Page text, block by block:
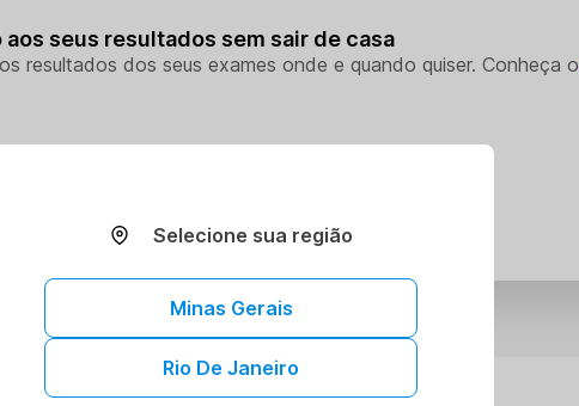
aos seus resultados sem sair de casa
resultados dos seus exames onde e quando quiser. Conheça o
AGORA
Selecione sua região
Minas Gerais
Rio De Janeiro